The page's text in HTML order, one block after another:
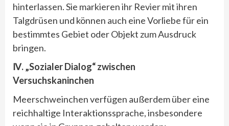
hinterlassen. Sie markieren ihr Revier mit ihren
Talgdrüsen und können auch eine Vorliebe für ein
bestimmtes Gebiet oder Objekt zum Ausdruck
bringen.
Ⅳ. „Sozialer Dialog“ zwischen
Versuchskaninchen
Meerschweinchen verfügen außerdem über eine
reichhaltige Interaktionssprache, insbesondere